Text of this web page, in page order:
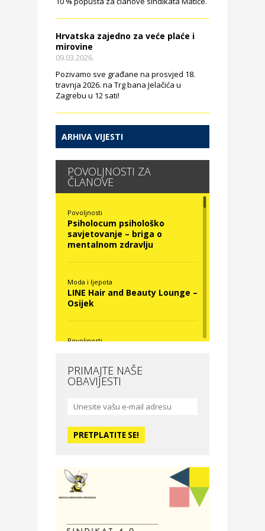
Hrvatska zajedno za veće plaće i
mirovine
09.03.2026.
Pozivamo sve građane na prosvjed 18.
travnja 2026. na Trg bana Jelačića u
Zagrebu u 12 sati!
ARHIVA VIJESTI
POVOLJNOSTI ZA
ČLANOVE
Povoljnosti
Psiholocum psihološko
savjetovanje – briga o
mentalnom zdravlju
Moda i ljepota
LINE Hair and Beauty Lounge –
Osijek
Povoljnosti
Moda i ljepota
studio – Osijek
Zdravlje i osiguranje
PRIMAJTE NAŠE
OBAVIJESTI